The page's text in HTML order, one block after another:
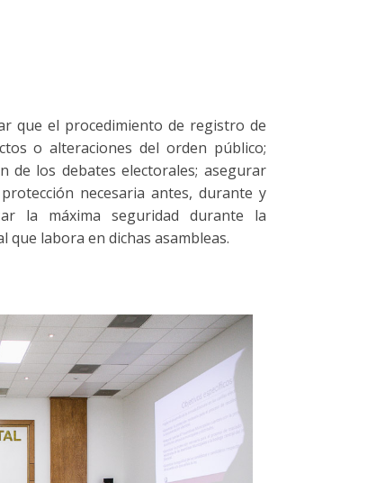
que el procedimiento de registro de
o alteraciones del orden público;
de los debates electorales; asegurar
necesaria antes, durante y
la máxima seguridad durante la
que labora en dichas asambleas.